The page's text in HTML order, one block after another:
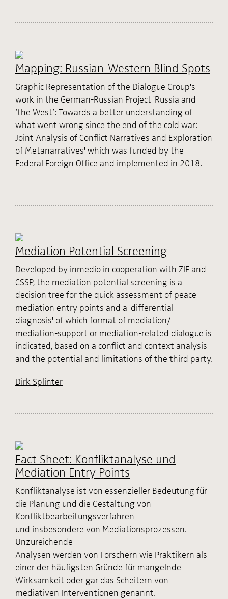
Mapping: Russian-Western Blind Spots
Graphic Representation of the Dialogue Group's
work in the German-Russian Project 'Russia and
‘the West’: Towards a better understanding of
what went wrong since the end of the cold war:
Joint Analysis of Conflict Narratives and Exploration
of Metanarratives' which was funded by the
Federal Foreign Office and implemented in 2018.
Mediation Potential Screening
Developed by inmedio in cooperation with ZIF and
CSSP, the mediation potential screening is a
decision tree for the quick assessment of peace
mediation entry points and a 'differential
diagnosis' of which format of mediation/
mediation-support or mediation-related dialogue is
indicated, based on a conflict and context analysis
and the potential and limitations of the third party.
Dirk Splinter
Fact Sheet: Konfliktanalyse und
Mediation Entry Points
Konfliktanalyse ist von essenzieller Bedeutung für
die Planung und die Gestaltung von
Konfliktbearbeitungsverfahren
und insbesondere von Mediationsprozessen.
Unzureichende
Analysen werden von Forschern wie Praktikern als
einer der häufigsten Gründe für mangelnde
Wirksamkeit oder gar das Scheitern von
mediativen Interventionen genannt.